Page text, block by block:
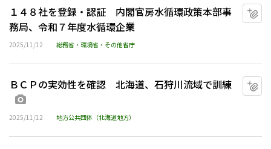
１４８社を登録・認証 内閣官房水循環政策本部事
務局、令和７年度水循環企業
2025/11/12 総務省・環境省・その他省庁
ＢＣＰの実効性を確認 北海道、石狩川流域で訓練
2025/11/12 地方公共団体（北海道地方）